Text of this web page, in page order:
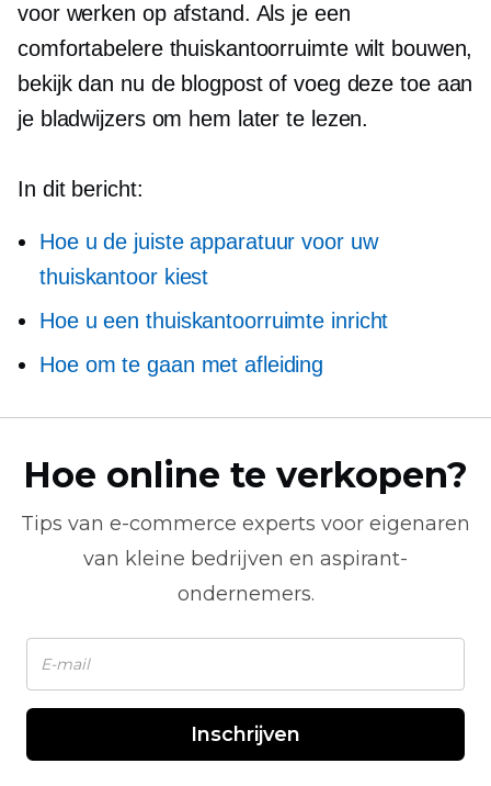
voor werken op afstand. Als je een
comfortabelere thuiskantoorruimte wilt bouwen,
bekijk dan nu de blogpost of voeg deze toe aan
je bladwijzers om hem later te lezen.
In dit bericht:
Hoe u de juiste apparatuur voor uw
thuiskantoor kiest
Hoe u een thuiskantoorruimte inricht
Hoe om te gaan met afleiding
Hoe online te verkopen?
Tips van e-commerce experts voor eigenaren
van kleine bedrijven en aspirant-
ondernemers.
Inschrijven